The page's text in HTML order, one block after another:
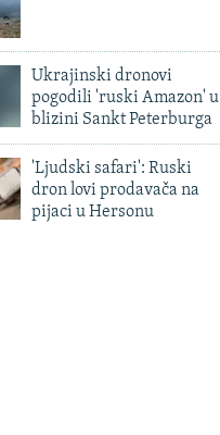
Ukrajinski dronovi
pogodili 'ruski Amazon' u
blizini Sankt Peterburga
'Ljudski safari': Ruski
dron lovi prodavača na
pijaci u Hersonu